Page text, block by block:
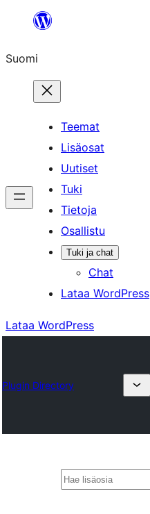
Suomi
Teemat
Lisäosat
Uutiset
Tuki
Tietoja
Osallistu
Tuki ja chat
Chat
Lataa WordPress
Lataa WordPress
Plugin Directory
Etsi